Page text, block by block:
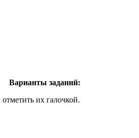
Варианты заданий:
их галочкой.